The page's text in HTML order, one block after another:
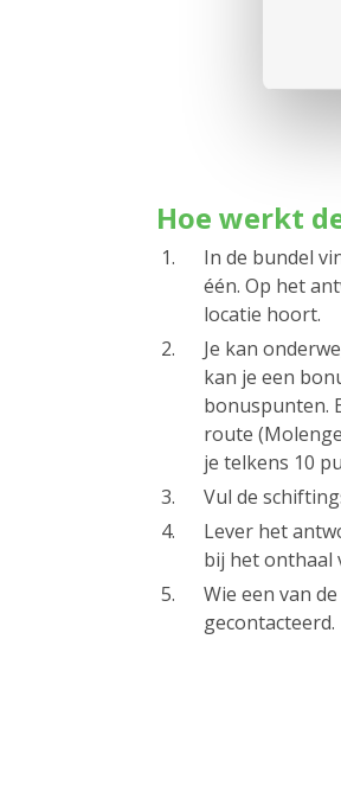
Hoe werkt
In de bundel
één. Op het
locatie hoort.
Je kan
kan je een
bonuspunten.
route
je telkens 10
Vul de
Lever het
bij het onthaal
Wie een van
gecontacteerd.